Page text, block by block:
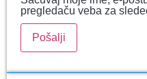
pregledaču veba za